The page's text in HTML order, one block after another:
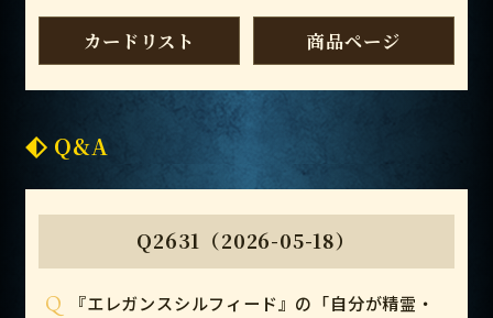
カードリスト 商品ページ
Q&A
Q2631（2026-05-18）
Q
『エレガンスシルフィード』の「自分が精霊・